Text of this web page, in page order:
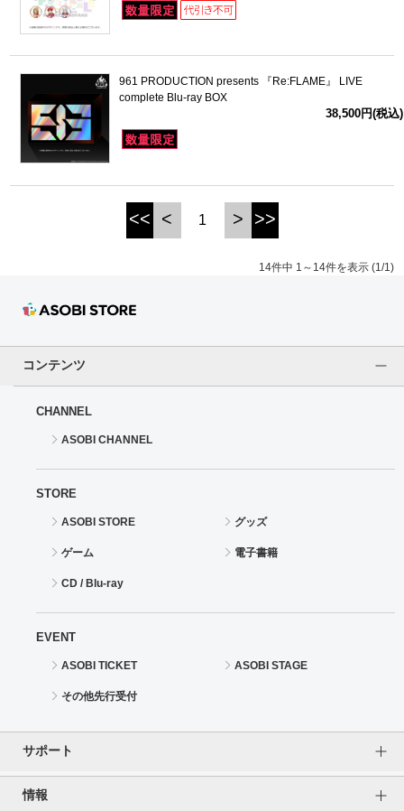
961 PRODUCTION presents 『Re:FLAME』 LIVE
complete Blu-ray BOX
38,500円(税込)
<< < 1 > >>
14件中 1～14件を表示 (1/1)
コンテンツ
CHANNEL
ASOBI CHANNEL
STORE
ASOBI STORE グッズ
ゲーム 電子書籍
CD / Blu-ray
EVENT
ASOBI TICKET ASOBI STAGE
その他先行受付
サポート
情報